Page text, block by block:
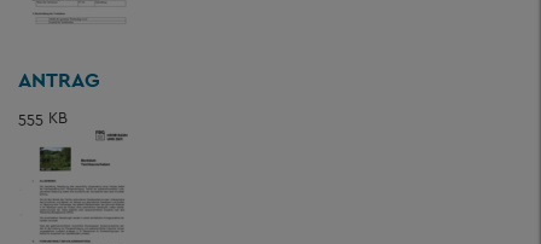
ANTRAG
555 KB